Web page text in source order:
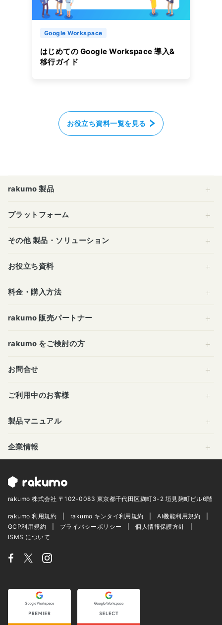
Google Workspace
はじめての Google Workspace 導入&
移行ガイド
お役立ち資料一覧を見る
rakumo 製品
プラットフォーム
その他 製品・ソリューション
お役立ち資料
料金・購入方法
rakumo 販売パートナー
rakumo をご検討の方
お問合せ
ご利用中のお客様
製品マニュアル
企業情報
rakumo 株式会社 〒102-0083 東京都千代田区麹町3-2 垣見麹町ビル6階
rakumo 利用規約 rakumo キンタイ利用規約
AI機能利用規約
GCP利用規約
プライバシーポリシー
個人情報保護方針
ISMS について